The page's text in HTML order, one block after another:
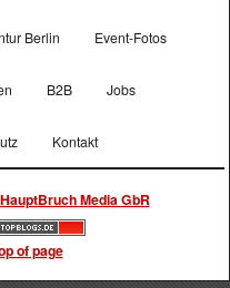
Berlin Event-Fotos
B2B Jobs
Kontakt
HauptBruch Media GbR
of page